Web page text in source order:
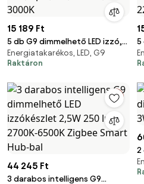
15 189 Ft
5 db G9 dimmelhető LED izzó,
opál, 3W, 250 lm, 3000K
Energiatakarékos, LED, G9
Raktáron
5
44 245 Ft
3 darabos intelligens G9
2